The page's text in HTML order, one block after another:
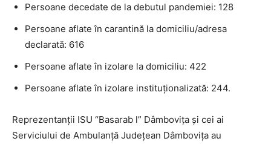
Persoane decedate de la debutul pandemiei: 128
Persoane aflate în carantină la domiciliu/adresa
declarată: 616
Persoane aflate în izolare la domiciliu: 422
Persoane aflate în izolare instituționalizată: 244.
Reprezentanții ISU “Basarab l” Dâmbovița și cei ai
Serviciului de Ambulanță Județean Dâmbovița au